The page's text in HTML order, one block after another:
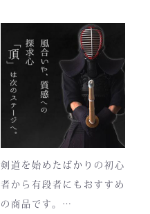
トが町のPRとふるさと納
税ということもあり、高品
質低価格をできるだけ再現
しております。特に籠手は
使いやすいと評判です。
剣道を始めたばかりの初心
者から有段者にもおすすめ
の商品です。